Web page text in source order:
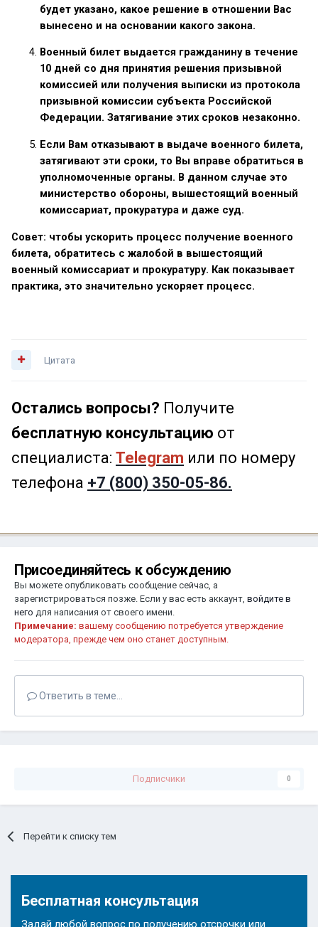
будет указано, какое решение в отношении Вас
вынесено и на основании какого закона.
Военный билет выдается гражданину в течение
10 дней со дня принятия решения призывной
комиссией или получения выписки из протокола
призывной комиссии субъекта Российской
Федерации. Затягивание этих сроков незаконно.
Если Вам отказывают в выдаче военного билета,
затягивают эти сроки, то Вы вправе обратиться в
уполномоченные органы. В данном случае это
министерство обороны, вышестоящий военный
комиссариат, прокуратура и даже суд.
Совет: чтобы ускорить процесс получение военного
билета, обратитесь с жалобой в вышестоящий
военный комиссариат и прокуратуру. Как показывает
практика, это значительно ускоряет процесс.
Цитата
Остались вопросы? Получите
бесплатную консультацию от
специалиста: Telegram или по номеру
телефона +7 (800) 350-05-86.
Присоединяйтесь к обсуждению
Вы можете опубликовать сообщение сейчас, а
зарегистрироваться позже. Если у вас есть аккаунт, войдите в
него для написания от своего имени.
Примечание: вашему сообщению потребуется утверждение
модератора, прежде чем оно станет доступным.
Ответить в теме...
Подписчики 0
Перейти к списку тем
Бесплатная консультация
Задай любой вопрос по получению отсрочки или